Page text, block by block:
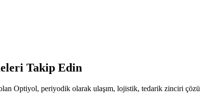
Takip Edin
Optiyol, periyodik olarak ulaşım, lojistik, tedarik zinciri